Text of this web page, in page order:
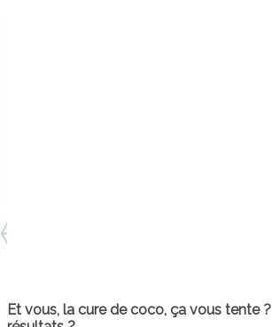
Et vous, la cure de coco, ça vous tente ?